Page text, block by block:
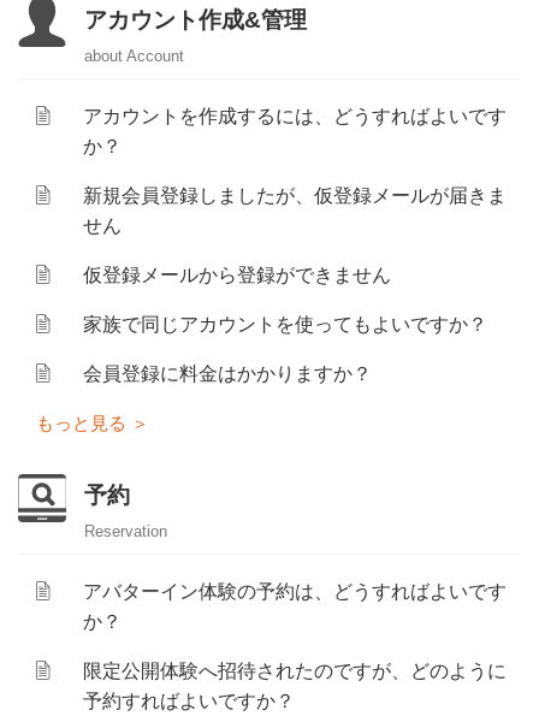
アカウント作成&管理
about Account
アカウントを作成するには、どうすればよいです
か？
新規会員登録しましたが、仮登録メールが届きま
せん
仮登録メールから登録ができません
家族で同じアカウントを使ってもよいですか？
会員登録に料金はかかりますか？
予約
Reservation
アバターイン体験の予約は、どうすればよいです
か？
限定公開体験へ招待されたのですが、どのように
予約すればよいですか？